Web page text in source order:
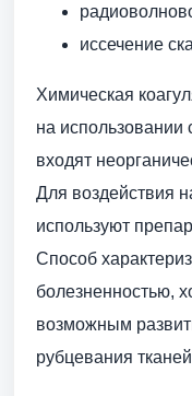
иссечение
Химическая
на использовании
входят
Для воздействия
используют
Способ
болезненностью,
возможным
рубцевания тканей